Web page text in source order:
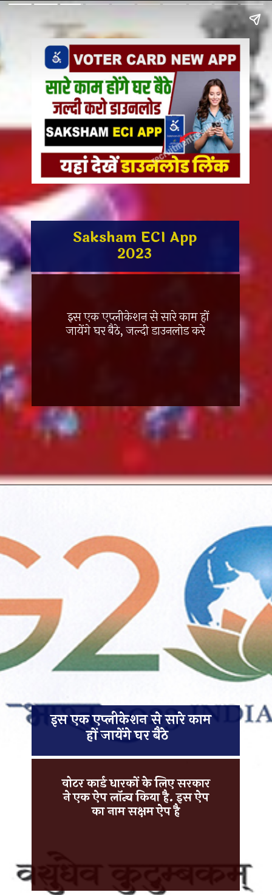
Saksham ECI App
2023
इस एक एप्लीकेशन से सारे काम हों
जायेंगे घर बैठे, जल्दी डाउनलोड करे
इस एक एप्लीकेशन से सारे काम
हों जायेंगे घर बैठे
वोटर कार्ड धारकों के लिए सरकार
ने एकऐप लॉन्चकिया है. इस ऐप
का नामसक्षम ऐपहै